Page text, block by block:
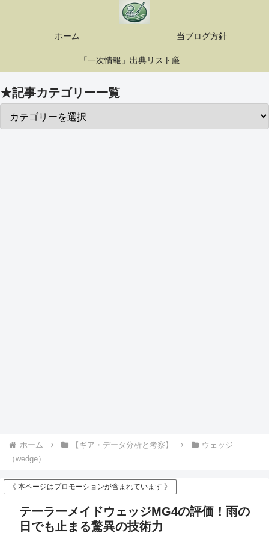
ホーム 当ブログ方針
「一次情報」出典リスト厳選10選
★記事カテゴリー一覧
ホーム 【ギア・データ分析と考察】
ウェッジ
（wedge）
《 本ページはプロモーションが含まれています 》
テーラーメイドウェッジMG4の評価！雨の
日でも止まる驚異の技術力